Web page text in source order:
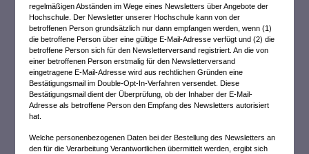
regelmäßigen Abständen im Wege eines Newsletters über Angebote der
Hochschule. Der Newsletter unserer Hochschule kann von der
betroffenen Person grundsätzlich nur dann empfangen werden, wenn (1)
die betroffene Person über eine gültige E-Mail-Adresse verfügt und (2) die
betroffene Person sich für den Newsletterversand registriert. An die von
einer betroffenen Person erstmalig für den Newsletterversand
eingetragene E-Mail-Adresse wird aus rechtlichen Gründen eine
Bestätigungsmail im Double-Opt-In-Verfahren versendet. Diese
Bestätigungsmail dient der Überprüfung, ob der Inhaber der E-Mail-
Adresse als betroffene Person den Empfang des Newsletters autorisiert
hat.
Welche personenbezogenen Daten bei der Bestellung des Newsletters an
den für die Verarbeitung Verantwortlichen übermittelt werden, ergibt sich